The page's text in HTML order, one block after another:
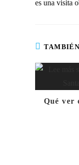
es una visita
Qué ver